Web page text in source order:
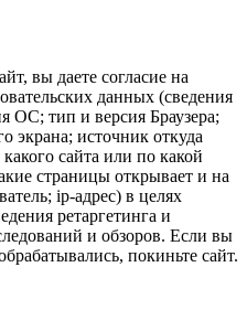
вы даете согласие на
данных (сведения
ОС; тип и версия Браузера;
экрана; источник откуда
сайта или по какой
страницы открывает и на
ip-адрес) в целях
ретаргетинга и
и обзоров. Если вы
покиньте сайт.